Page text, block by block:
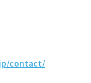
contact/